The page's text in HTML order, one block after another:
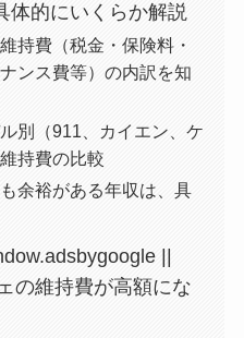
体的にいくらか解説
持費（税金・保険料・
ンス費等）の内訳を知
別（911、カイエン、ケ
持費の比較
余裕がある年収は、具
||
の維持費が高額にな